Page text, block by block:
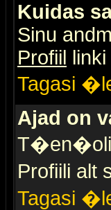
Kuidas
Sinu
Profiil
Tagasi
Ajad on
Profiili
Tagasi